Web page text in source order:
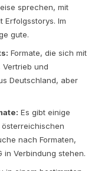
sprechen, mit
Erfolgsstorys. Im
gute.
Formate, die sich mit
und
Deutschland, aber
Es gibt einige
nach Formaten,
in Verbindung stehen.